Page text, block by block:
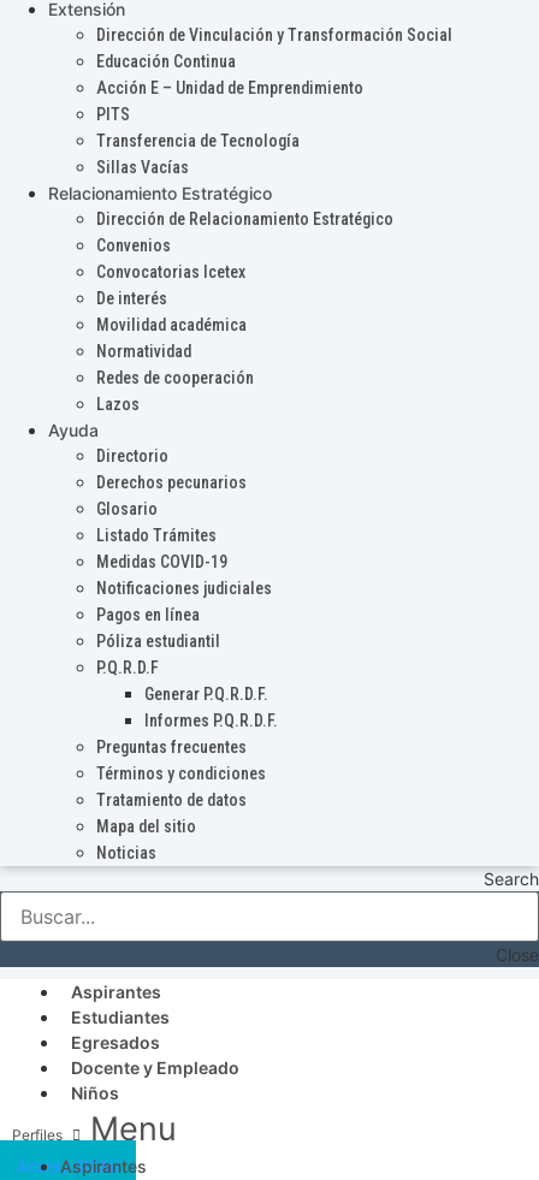
Extensión
Dirección de Vinculación y Transformación Social
Educación Continua
Acción E – Unidad de Emprendimiento
PITS
Transferencia de Tecnología
Sillas Vacías
Relacionamiento Estratégico
Dirección de Relacionamiento Estratégico
Convenios
Convocatorias Icetex
De interés
Movilidad académica
Normatividad
Redes de cooperación
Lazos
Ayuda
Directorio
Derechos pecunarios
Glosario
Listado Trámites
Medidas COVID-19
Notificaciones judiciales
Pagos en línea
Póliza estudiantil
P.Q.R.D.F
Generar P.Q.R.D.F.
Informes P.Q.R.D.F.
Preguntas frecuentes
Términos y condiciones
Tratamiento de datos
Mapa del sitio
Noticias
Search
Close
Aspirantes
Estudiantes
Egresados
Docente y Empleado
Niños
Menu
Aspirantes
Acceso SICAU